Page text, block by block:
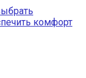
комфорт